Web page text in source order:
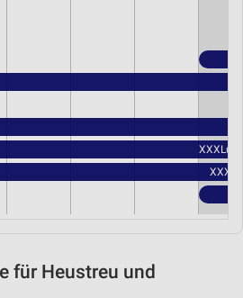
XXXLutz
für Heustreu und